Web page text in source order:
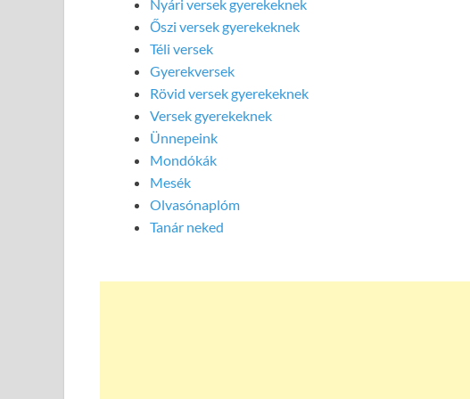
Nyári versek gyerekeknek
Őszi versek gyerekeknek
Téli versek
Gyerekversek
Rövid versek gyerekeknek
Versek gyerekeknek
Ünnepeink
Mondókák
Mesék
Olvasónaplóm
Tanár neked